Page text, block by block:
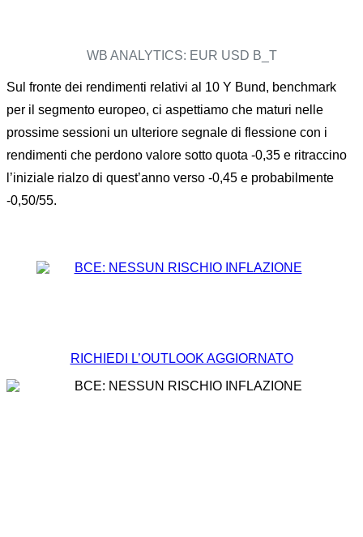
WB ANALYTICS: EUR USD B_T
Sul fronte dei rendimenti relativi al 10 Y Bund, benchmark
per il segmento europeo, ci aspettiamo che maturi nelle
prossime sessioni un ulteriore segnale di flessione con i
rendimenti che perdono valore sotto quota -0,35 e ritraccino
l’iniziale rialzo di quest’anno verso -0,45 e probabilmente
-0,50/55.
RICHIEDI L’OUTLOOK AGGIORNATO